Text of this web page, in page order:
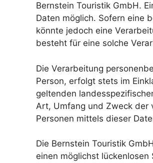
Bernstein Touristik GmbH.
Daten möglich. Sofern eine
könnte jedoch eine
besteht für eine solche
Die Verarbeitung
Person, erfolgt stets im
geltenden
Art, Umfang und Zweck der
Personen mittels dieser
Die Bernstein Touristik
einen möglichst